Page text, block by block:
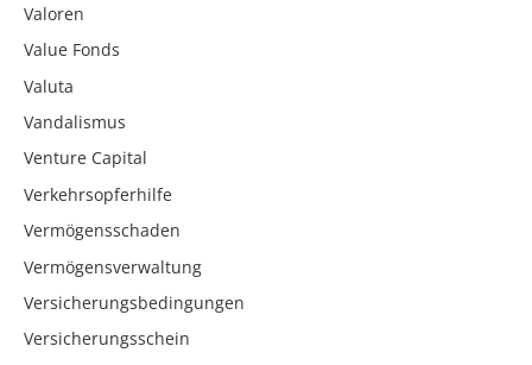
Valoren
Value Fonds
Valuta
Vandalismus
Venture Capital
Verkehrsopferhilfe
Vermögensschaden
Vermögensverwaltung
Versicherungsbedingungen
Versicherungsschein